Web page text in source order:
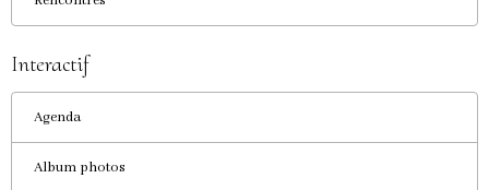
Interactif
Agenda
Album photos